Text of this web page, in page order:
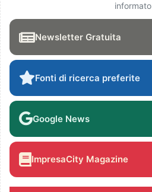
informato
Newsletter Gratuita
Fonti di ricerca preferite
Google News
ImpresaCity Magazine